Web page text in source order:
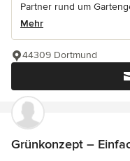
Partner rund um
Mehr
44309 Dortmund
Grünkonzept –